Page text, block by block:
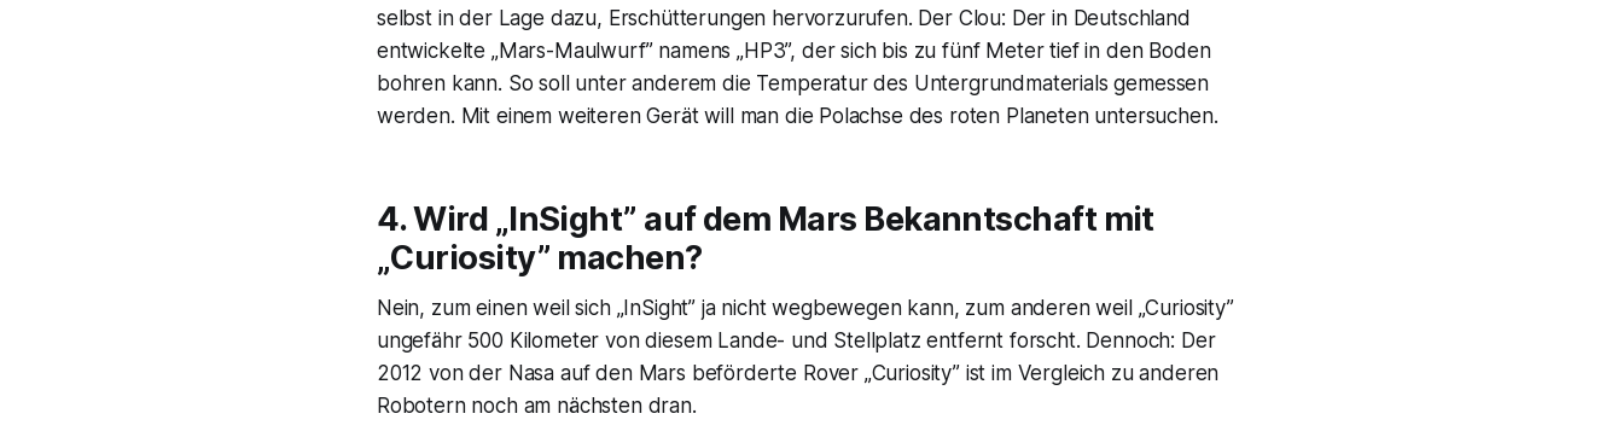
selbst in der Lage dazu, Erschütterungen hervorzurufen. Der Clou: Der in Deutschland
entwickelte „Mars-Maulwurf” namens „HP3”, der sich bis zu fünf Meter tief in den Boden
bohren kann. So soll unter anderem die Temperatur des Untergrundmaterials gemessen
werden. Mit einem weiteren Gerät will man die Polachse des roten Planeten untersuchen.
4. Wird „InSight” auf dem Mars Bekanntschaft mit
„Curiosity” machen?
Nein, zum einen weil sich „InSight” ja nicht wegbewegen kann, zum anderen weil „Curiosity”
ungefähr 500 Kilometer von diesem Lande- und Stellplatz entfernt forscht. Dennoch: Der
2012 von der Nasa auf den Mars beförderte Rover „Curiosity” ist im Vergleich zu anderen
Robotern noch am nächsten dran.